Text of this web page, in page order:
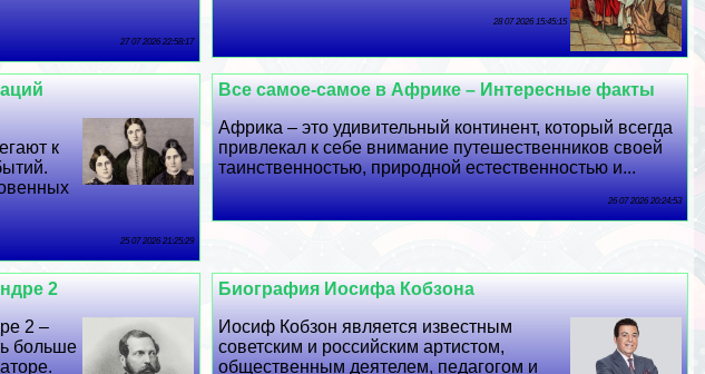
28 07 2026 15:45:15
27 07 2026 22:58:17
Все самое-самое в Африке – Интересные факты
Африка – это удивительный континент, который всегда
привлекал к себе внимание путешественников своей
таинственностью, природной естественностью и...
26 07 2026 20:24:53
к
25 07 2026 21:25:29
Биография Иосифа Кобзона
Иосиф Кобзон является известным
советским и российским артистом,
общественным деятелем, педагогом и
2
2 –
больше